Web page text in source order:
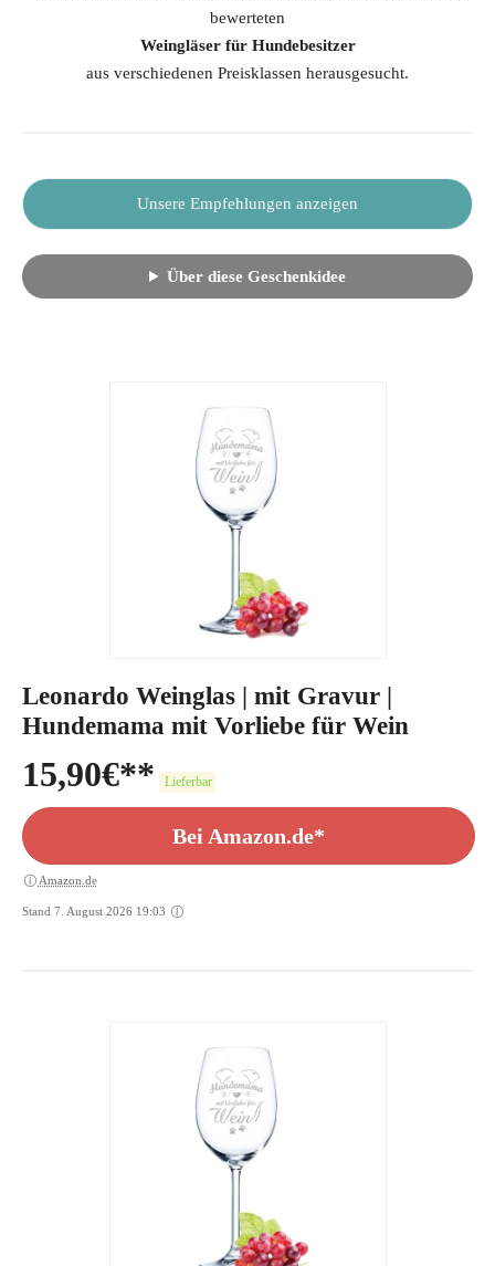
bewerteten
Weingläser für Hundebesitzer
aus verschiedenen Preisklassen herausgesucht.
Unsere Empfehlungen anzeigen
Über diese Geschenkidee
Leonardo Weinglas | mit Gravur |
Hundemama mit Vorliebe für Wein
15,90€ Lieferbar
Bei Amazon.de*
Amazon.de
Stand 7. August 2026 19:03